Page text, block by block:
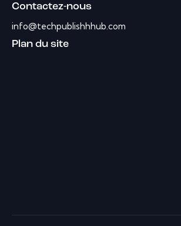
Contactez-nous
info@techpublishhhub.com
Plan du site